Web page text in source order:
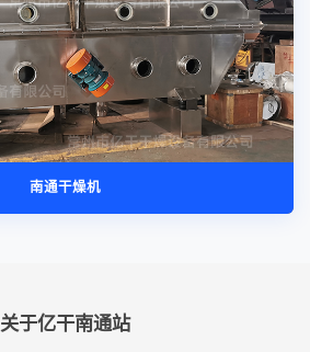
南通干燥机
关于亿干南通站